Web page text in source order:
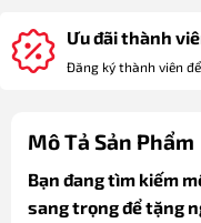
Ưu đãi thành
Đăng ký thành viên
Mô Tả Sản Phẩm
Bạn đang tìm kiếm
sang trọng để tặng